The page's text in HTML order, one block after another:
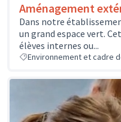
Aménagement
Dans notre
un grand espace vert.
élèves internes ou...
Environnement et cadre